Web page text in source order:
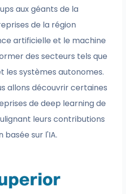
aux géants de la
de la région
artificielle et le machine
des secteurs tels que
les systèmes autonomes.
allons découvrir certaines
de deep learning de
leurs contributions
basée sur l'IA.